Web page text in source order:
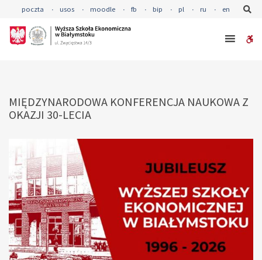
KONFERENCJA
NAUKOWA
LECIA
poczta usos moodle fb bip pl ru en
MIĘDZYNARODOWA KONFERENCJA NAUKOWA Z
OKAZJI 30-LECIA